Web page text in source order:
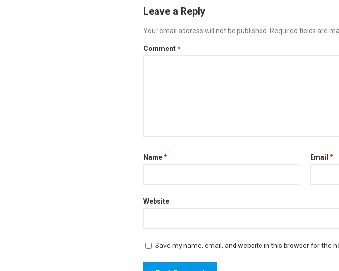
Leave a Reply
Your email address will not be published. Required fields are
Comment*
Name* Email *
Website
Save my name, email, and website in this browser for the